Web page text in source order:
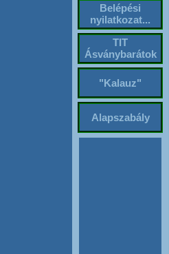
Belépési
nyilatkozat...
TIT
Ásványbarátok
"Kalauz"
Alapszabály